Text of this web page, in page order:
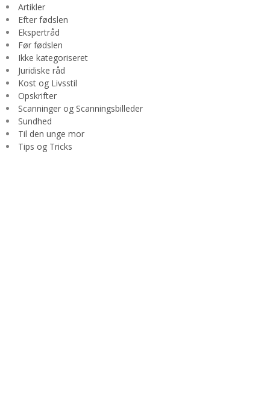
Artikler
Efter fødslen
Ekspertråd
Før fødslen
Ikke kategoriseret
Juridiske råd
Kost og Livsstil
Opskrifter
Scanninger og Scanningsbilleder
Sundhed
Til den unge mor
Tips og Tricks